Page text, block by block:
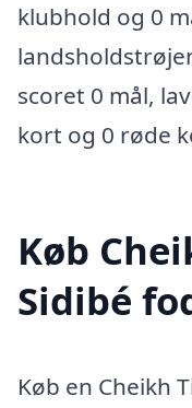
klubhold og 0
scoret 0 mål,
kort og 0 røde
Køb
Sidibé
Køb en Cheikh